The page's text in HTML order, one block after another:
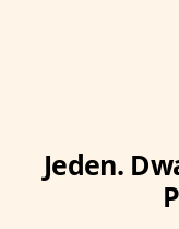
Jeden.